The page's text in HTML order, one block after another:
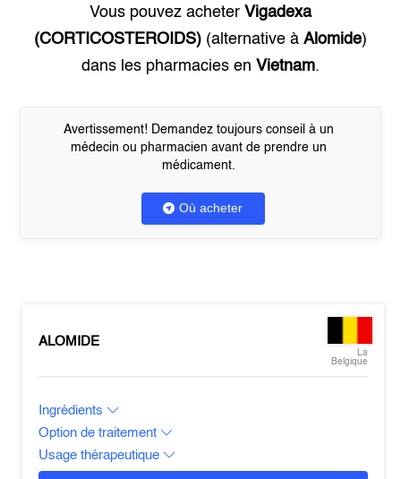
Vous pouvez acheter Vigadexa
(CORTICOSTEROIDS) (alternative à Alomide)
dans les pharmacies en Vietnam.
Avertissement! Demandez toujours conseil à un
médecin ou pharmacien avant de prendre un
médicament.
Où acheter
ALOMIDE
La
Belgique
Ingrédients
Option de traitement
Usage thérapeutique